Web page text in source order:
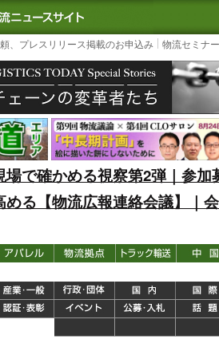
｜国内最大の物流ニュースサイ
3PL,
、プレスリリース掲載のお申込み 物流セミナ
で確かめる視察第2弾｜参加
る【物流広報連絡会議】｜